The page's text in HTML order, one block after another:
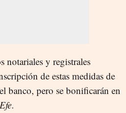
notariales y registrales
de estas medidas de
banco, pero se bonificarán en
Efe.